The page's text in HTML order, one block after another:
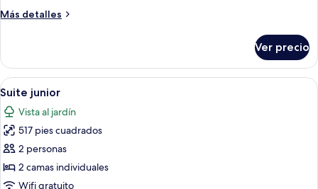
2
Más detalles
Más
superior
con
2
individuales
Ver precio
Abrir
todas
las
fotos
de
Suite
junior
Un dormitorio con cama con dosel,
11
Suite junior
Vista al jardín
517 pies cuadrados
2 personas
2 camas individuales
Wifi gratuito